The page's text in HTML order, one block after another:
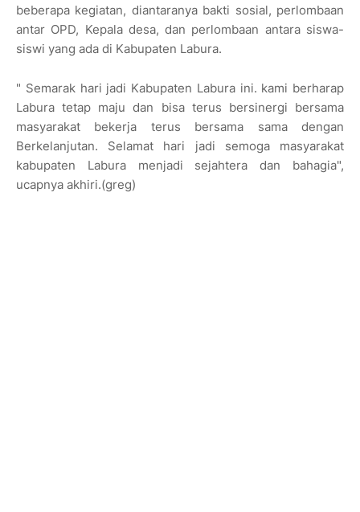
beberapa kegiatan, diantaranya bakti sosial, perlombaan
antar OPD, Kepala desa, dan perlombaan antara siswa-
siswi yang ada di Kabupaten Labura.
" Semarak hari jadi Kabupaten Labura ini. kami berharap
Labura tetap maju dan bisa terus bersinergi bersama
masyarakat bekerja terus bersama sama dengan
Berkelanjutan. Selamat hari jadi semoga masyarakat
kabupaten Labura menjadi sejahtera dan bahagia",
ucapnya akhiri.(greg)